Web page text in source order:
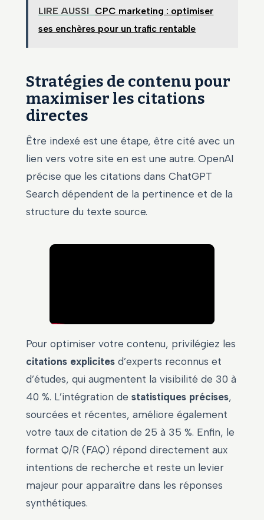
LIRE AUSSI CPC marketing : optimiser
ses enchères pour un trafic rentable
Stratégies de contenu pour
maximiser les citations
directes
Être indexé est une étape, être cité avec un
lien vers votre site en est une autre. OpenAI
précise que les citations dans ChatGPT
Search dépendent de la pertinence et de la
structure du texte source.
Pour optimiser votre contenu, privilégiez les
citations explicites d’experts reconnus et
d’études, qui augmentent la visibilité de 30 à
40 %. L’intégration de statistiques précises,
sourcées et récentes, améliore également
votre taux de citation de 25 à 35 %. Enfin, le
format Q/R (FAQ) répond directement aux
intentions de recherche et reste un levier
majeur pour apparaître dans les réponses
synthétiques.